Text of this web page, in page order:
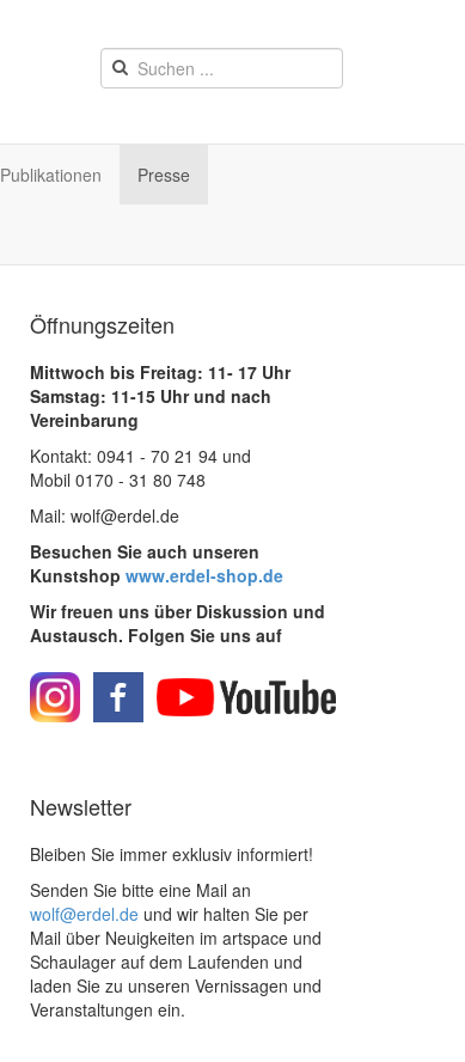
Publikationen Presse
Öffnungszeiten
Mittwoch bis Freitag: 11- 17 Uhr
Samstag: 11-15 Uhr und nach
Vereinbarung
Kontakt: 0941 - 70 21 94 und
Mobil 0170 - 31 80 748
Mail: wolf@erdel.de
Besuchen Sie auch unseren
Kunstshop www.erdel-shop.de
Wir freuen uns über Diskussion und
Austausch. Folgen Sie uns auf
Newsletter
Bleiben Sie immer exklusiv informiert!
Senden Sie bitte eine Mail an
wolf@erdel.deund wir halten Sie per
Mail über Neuigkeiten im artspace und
Schaulager auf dem Laufenden und
laden Sie zu unseren Vernissagen und
Veranstaltungen ein.